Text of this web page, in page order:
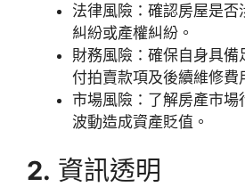
法律風險：確認房屋是否
糾紛或產權糾紛。
財務風險：確保自身具備
付拍賣款項及後續維修費
市場風險：了解房產市場
波動造成資產貶值。
2. 資訊透明